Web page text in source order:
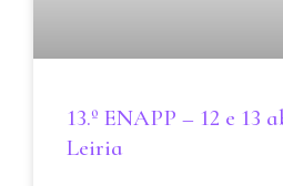
13.º ENAPP – 12 e 13
Leiria